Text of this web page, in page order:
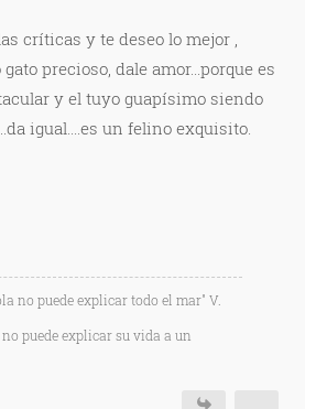
críticas y te deseo lo mejor ,
precioso, dale amor...porque es
y el tuyo guapísimo siendo
igual....es un felino exquisito.
no puede explicar todo el mar" V.
puede explicar su vida a un